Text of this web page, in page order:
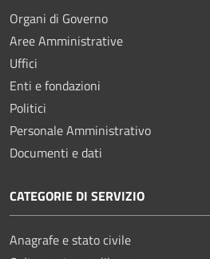
Organi di Governo
Aree Amministrative
Uffici
Enti e fondazioni
Politici
Personale Amministrativo
Documenti e dati
CATEGORIE DI SERVIZIO
Anagrafe e stato civile